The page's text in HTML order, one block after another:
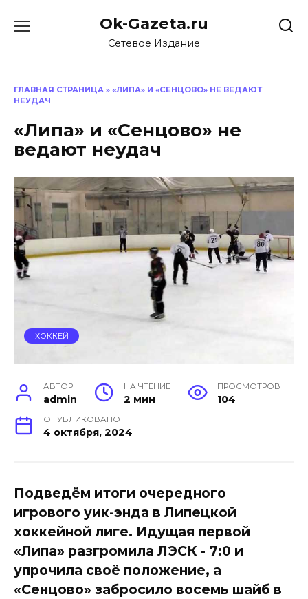
Ok-Gazeta.ru
Сетевое Издание
ГЛАВНАЯ СТРАНИЦА » «ЛИПА» И «СЕНЦОВО» НЕ ВЕДАЮТ
НЕУДАЧ
«Липа» и «Сенцово» не
ведают неудач
ХОККЕЙ
АВТОР
admin
НА ЧТЕНИЕ
2 мин
ПРОСМОТРОВ
104
ОПУБЛИКОВАНО
4 октября, 2024
Подведём итоги очередного
игрового уик-энда в Липецкой
хоккейной лиге. Идущая первой
«Липа» разгромила ЛЭСК - 7:0 и
упрочила своё положение, а
«Сенцово» забросило восемь шайб в